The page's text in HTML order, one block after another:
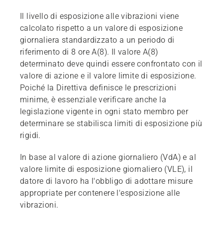
Il livello di esposizione alle vibrazioni viene
calcolato rispetto a un valore di esposizione
giornaliera standardizzato a un periodo di
riferimento di 8 ore A(8). Il valore A(8)
determinato deve quindi essere confrontato con il
valore di azione e il valore limite di esposizione.
Poiché la Direttiva definisce le prescrizioni
minime, è essenziale verificare anche la
legislazione vigente in ogni stato membro per
determinare se stabilisca limiti di esposizione più
rigidi.
In base al valore di azione giornaliero (VdA) e al
valore limite di esposizione giornaliero (VLE), il
datore di lavoro ha l'obbligo di adottare misure
appropriate per contenere l'esposizione alle
vibrazioni.